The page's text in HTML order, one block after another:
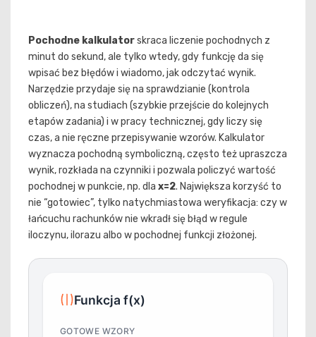
Pochodne kalkulatorskraca liczenie pochodnych z
minut do sekund, ale tylko wtedy, gdy funkcję da się
wpisać bez błędów i wiadomo, jak odczytać wynik.
Narzędzie przydaje się na sprawdzianie (kontrola
obliczeń), na studiach (szybkie przejście do kolejnych
etapów zadania) i w pracy technicznej, gdy liczy się
czas, a nie ręczne przepisywanie wzorów. Kalkulator
wyznacza pochodną symboliczną, często też upraszcza
wynik, rozkłada na czynniki i pozwala policzyć wartość
pochodnej w punkcie, np. dla x=2. Największa korzyść to
nie “gotowiec”, tylko natychmiastowa weryfikacja: czy w
łańcuchu rachunków nie wkradł się błąd w regule
iloczynu, ilorazu albo w pochodnej funkcji złożonej.
Funkcja f(x)
GOTOWE WZORY